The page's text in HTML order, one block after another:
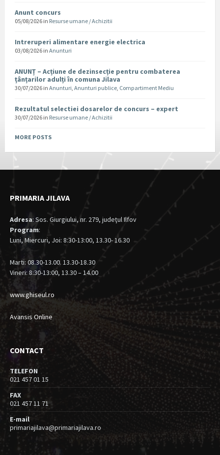
Anunt concurs
05/08/2026 in Resurse umane / Achizitii
Intreruperi alimentare energie electrica
03/08/2026 in Anunturi
ANUNȚ – Acțiune de dezinsecție pentru combaterea
țânțarilor adulți în comuna Jilava
30/07/2026 in Anunturi, Anunturi publice, Compartiment Mediu
Rezultatul selectiei dosarelor de concurs – expert
30/07/2026 in Resurse umane / Achizitii
MORE POSTS
PRIMARIA JILAVA
Adresa: Sos. Giurgiului, nr. 279, judeţul Ilfov
Program:
Luni, Miercuri, Joi: 8:30-13:00, 13.30- 16.30
Marti: 08.30-13.00. 13.30-18.30
Vineri: 8:30-13:00, 13.30 – 14.00
www.ghiseul.ro
Avansis Online
CONTACT
TELEFON
021 457 01 15
FAX
021 457 11 71
E-mail
primariajilava@primariajilava.ro